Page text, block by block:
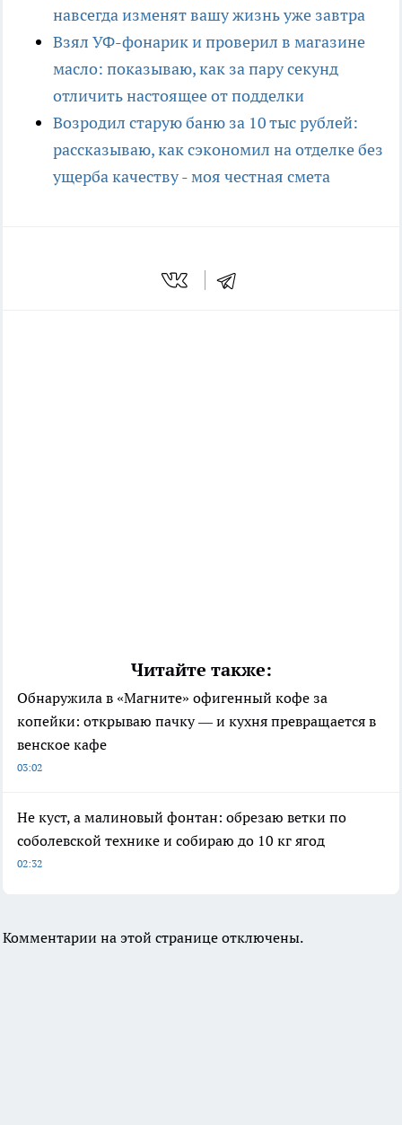
навсегда изменят вашу жизнь уже завтра
Взял УФ-фонарик и проверил в магазине
масло: показываю, как за пару секунд
отличить настоящее от подделки
Возродил старую баню за 10 тыс рублей:
рассказываю, как сэкономил на отделке без
ущерба качеству - моя честная смета
Читайте также:
Обнаружила в «Магните» офигенный кофе за
копейки: открываю пачку — и кухня превращается в
венское кафе
03:02
Не куст, а малиновый фонтан: обрезаю ветки по
соболевской технике и собираю до 10 кг ягод
02:32
Комментарии на этой странице отключены.